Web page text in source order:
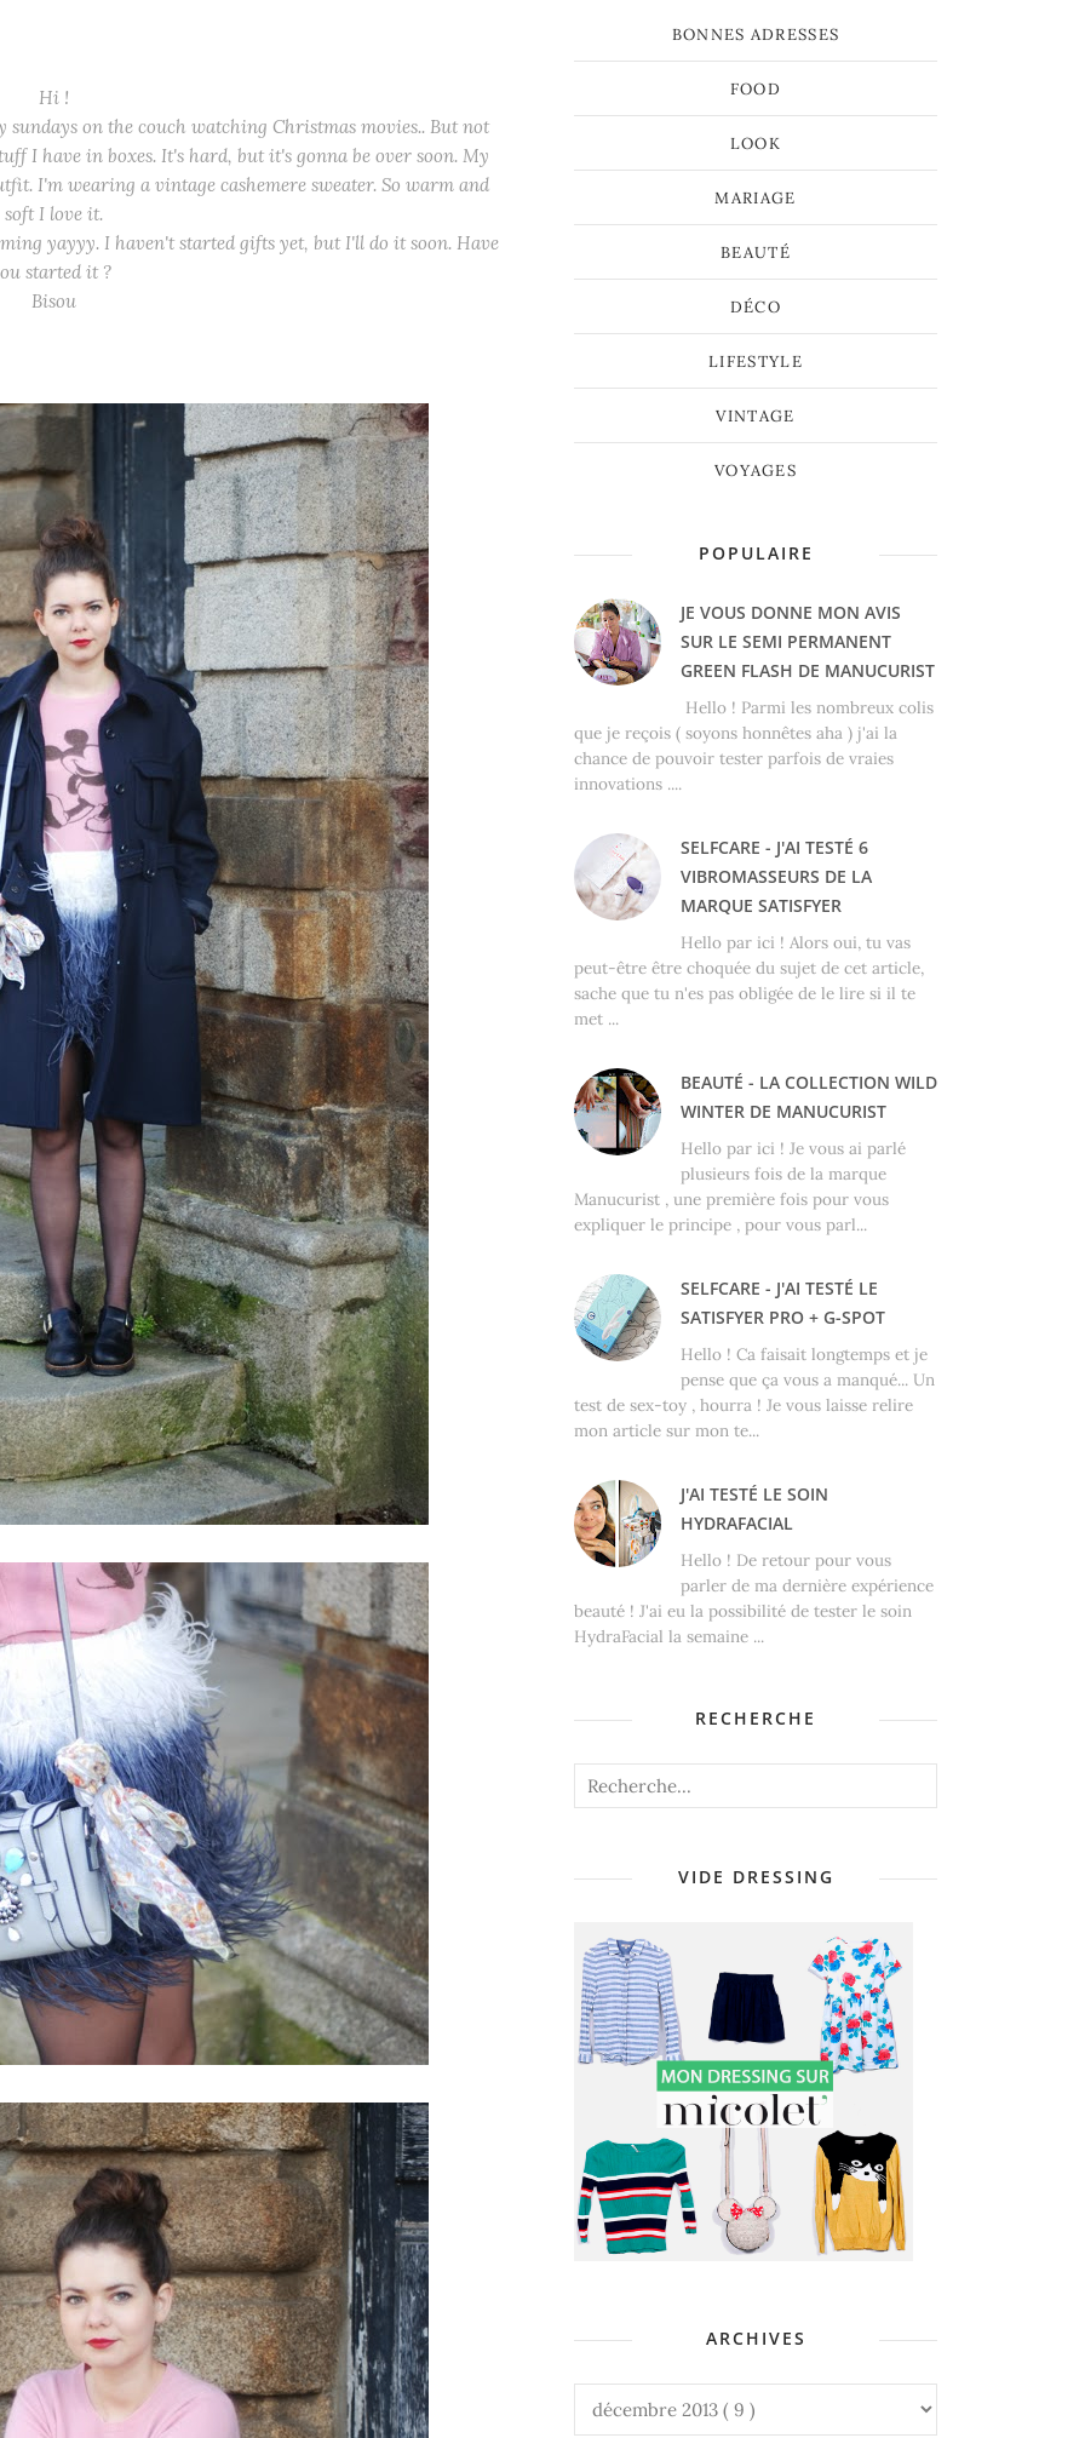
Hi !
on the couch watching Christmas movies.. But not
I have in boxes. It's hard, but it's gonna be over soon. My
I'm wearing a vintage cashemere sweater. So warm and
soft I love it.
yayyy. I haven't started gifts yet, but I'll do it soon. Have
started it ?
Bisou
BONNES ADRESSES
FOOD
LOOK
MARIAGE
BEAUTÉ
DÉCO
LIFESTYLE
VINTAGE
VOYAGES
POPULAIRE
JE VOUS DONNE MON AVIS
SUR LE SEMI PERMANENT
GREEN FLASH DE MANUCURIST
Hello ! Parmi les nombreux colis
que je reçois ( soyons honnêtes aha ) j'ai la
chance de pouvoir tester parfois de vraies
innovations ....
SELFCARE - J'AI TESTÉ 6
VIBROMASSEURS DE LA
MARQUE SATISFYER
Hello par ici ! Alors oui, tu vas
peut-être être choquée du sujet de cet article,
sache que tu n'es pas obligée de le lire si il te
met ...
BEAUTÉ - LA COLLECTION WILD
WINTER DE MANUCURIST
Hello par ici ! Je vous ai parlé
plusieurs fois de la marque
Manucurist , une première fois pour vous
expliquer le principe , pour vous parl...
SELFCARE - J'AI TESTÉ LE
SATISFYER PRO + G-SPOT
Hello ! Ca faisait longtemps et je
pense que ça vous a manqué... Un
test de sex-toy , hourra ! Je vous laisse relire
mon article sur mon te...
J'AI TESTÉ LE SOIN
HYDRAFACIAL
Hello ! De retour pour vous
parler de ma dernière expérience
beauté ! J'ai eu la possibilité de tester le soin
HydraFacial la semaine ...
RECHERCHE
VIDE DRESSING
ARCHIVES